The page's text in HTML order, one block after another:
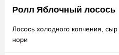
Ролл Яблочный лосось
Лосось холодного копчения,
нори